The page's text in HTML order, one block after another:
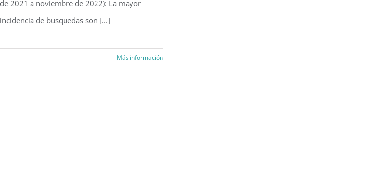
de 2021 a noviembre de 2022): La mayor
incidencia de busquedas son [...]
Más información